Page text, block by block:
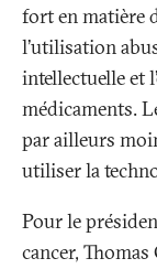
fort en matière
l’utilisation
intellectuelle et
médicaments.
par ailleurs
utiliser la
Pour le
cancer,